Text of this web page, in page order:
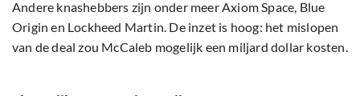
Andere knashebbers zijn onder meer Axiom Space, Blue
Origin en Lockheed Martin. De inzet is hoog: het mislopen
van de deal zou McCaleb mogelijk een miljard dollar kosten.